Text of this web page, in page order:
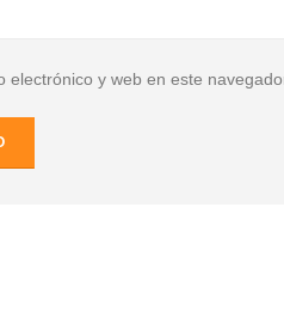
electrónico y web en este